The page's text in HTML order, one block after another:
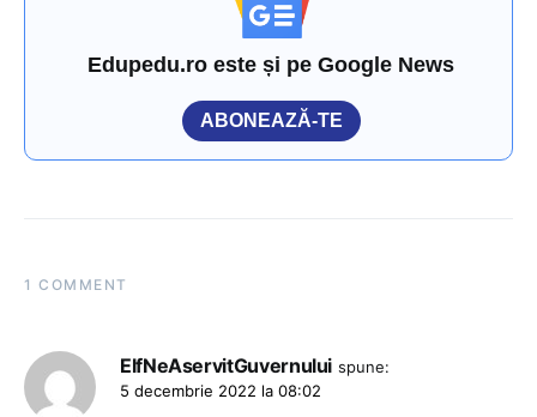
Edupedu.ro este și pe Google News
ABONEAZĂ-TE
1 COMMENT
ElfNeAservitGuvernului spune:
5 decembrie 2022 la 08:02